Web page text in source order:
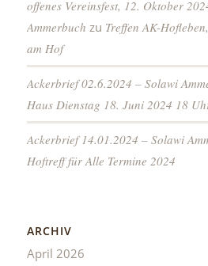
offenes Vereinsfest, 12. Oktober
Ammerbuch zu Treffen AK-
am Hof
Ackerbrief 02.6.2024 – Solawi
Haus Dienstag 18. Juni 2024 18
Ackerbrief 14.01.2024 – Solawi
Hoftreff für Alle Termine 2024
ARCHIV
April 2026